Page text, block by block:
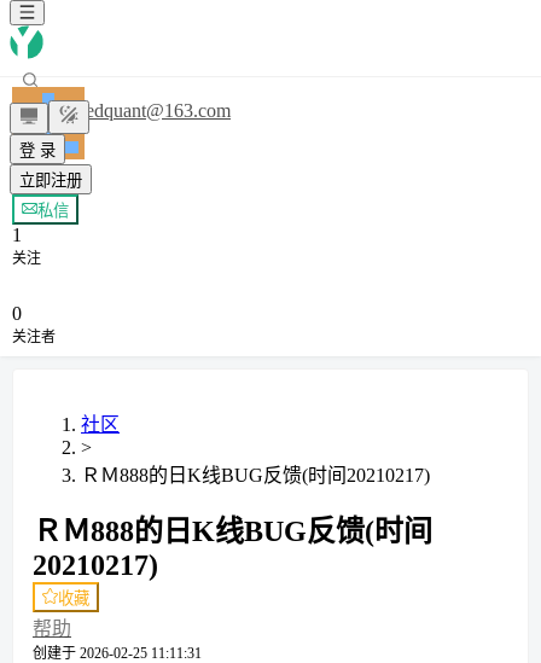
登 录
立即注册
redquant@163.com
+ 关注
私信
1
关注
0
关注者
社区
>
ＲＭ888的日K线BUG反馈(时间20210217)
ＲＭ888的日K线BUG反馈(时间
20210217)
收藏
帮助
创建于 2026-02-25 11:11:31